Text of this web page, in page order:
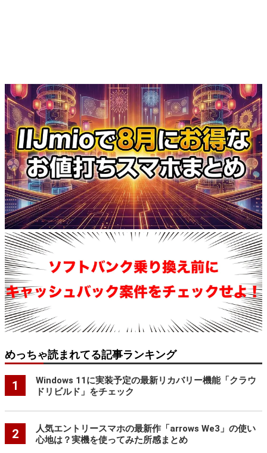
めっちゃ読まれてる記事ランキング
1
Windows 11に実装予定の最新リカバリー機能「クラウ
ドリビルド」をチェック
2
人気エントリースマホの最新作「arrows We3」の使い
心地は？実機を使ってみた所感まとめ